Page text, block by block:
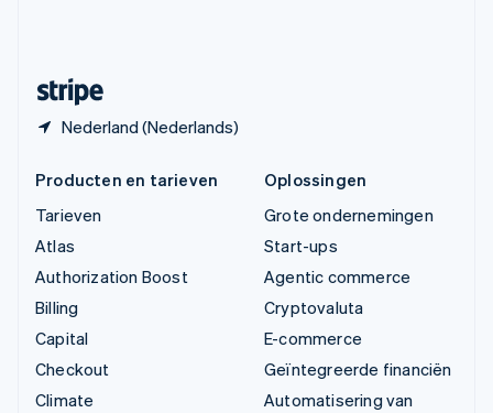
Nederland (Nederlands)
Producten en tarieven
Tarieven
Atlas
Authorization Boost
Billing
Capital
Checkout
Climate
Oplossingen
Grote ondernemingen
Start-ups
Agentic commerce
Cryptovaluta
E-commerce
Geïntegreerde financiën
Automatisering van